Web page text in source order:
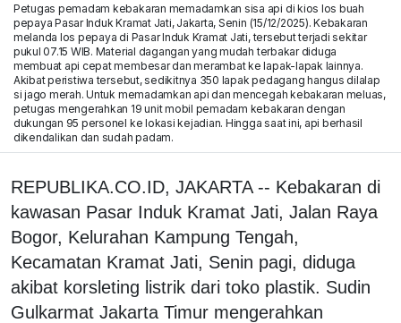
Petugas pemadam kebakaran memadamkan sisa api di kios los buah
pepaya Pasar Induk Kramat Jati, Jakarta, Senin (15/12/2025). Kebakaran
melanda los pepaya di Pasar Induk Kramat Jati, tersebut terjadi sekitar
pukul 07.15 WIB. Material dagangan yang mudah terbakar diduga
membuat api cepat membesar dan merambat ke lapak-lapak lainnya.
Akibat peristiwa tersebut, sedikitnya 350 lapak pedagang hangus dilalap
si jago merah. Untuk memadamkan api dan mencegah kebakaran meluas,
petugas mengerahkan 19 unit mobil pemadam kebakaran dengan
dukungan 95 personel ke lokasi kejadian. Hingga saat ini, api berhasil
dikendalikan dan sudah padam.
REPUBLIKA.CO.ID, JAKARTA -- Kebakaran di
kawasan Pasar Induk Kramat Jati, Jalan Raya
Bogor, Kelurahan Kampung Tengah,
Kecamatan Kramat Jati, Senin pagi, diduga
akibat korsleting listrik dari toko plastik. Sudin
Gulkarmat Jakarta Timur mengerahkan